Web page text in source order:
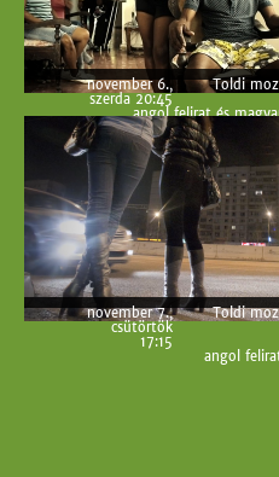
november 6.,
szerda 20:45
Toldi
angol felirat és
szinkrontolmácsolás
november 10.,
vasárnap 17:15
Toldi mozi
angol felirat és
szinkrontolmácsolás
november 9.,
szombat 18:15
angol felirat és magyar
november 7.,
csütörtök
17:15
Toldi
angol